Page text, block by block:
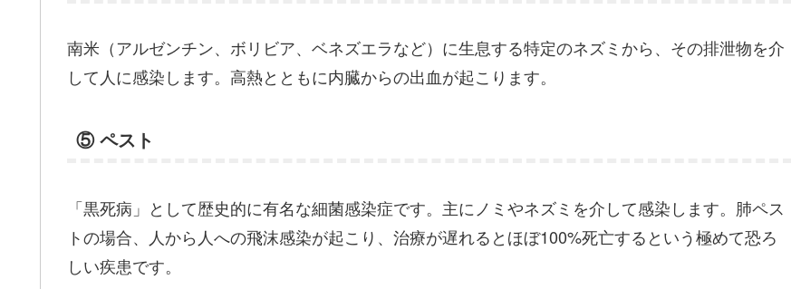
南米（アルゼンチン、ボリビア、ベネズエラなど）に生息する特定のネズミから、その排泄物を介
して人に感染します。高熱とともに内臓からの出血が起こります。
⑤ ペスト
「黒死病」として歴史的に有名な細菌感染症です。主にノミやネズミを介して感染します。肺ペス
トの場合、人から人への飛沫感染が起こり、治療が遅れるとほぼ100%死亡するという極めて恐ろ
しい疾患です。